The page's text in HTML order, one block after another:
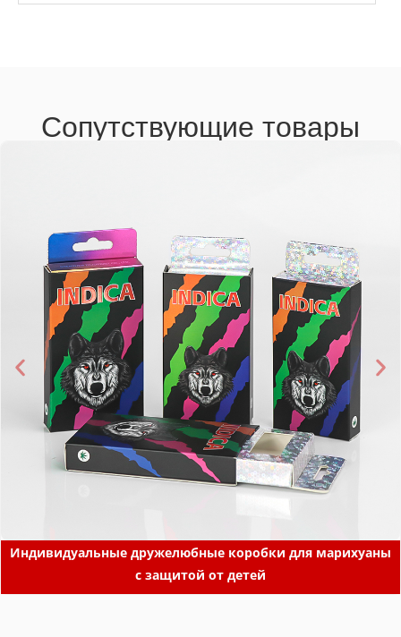
Сопутствующие товары
Индивидуальные дружелюбные коробки для марихуаны
с защитой от детей